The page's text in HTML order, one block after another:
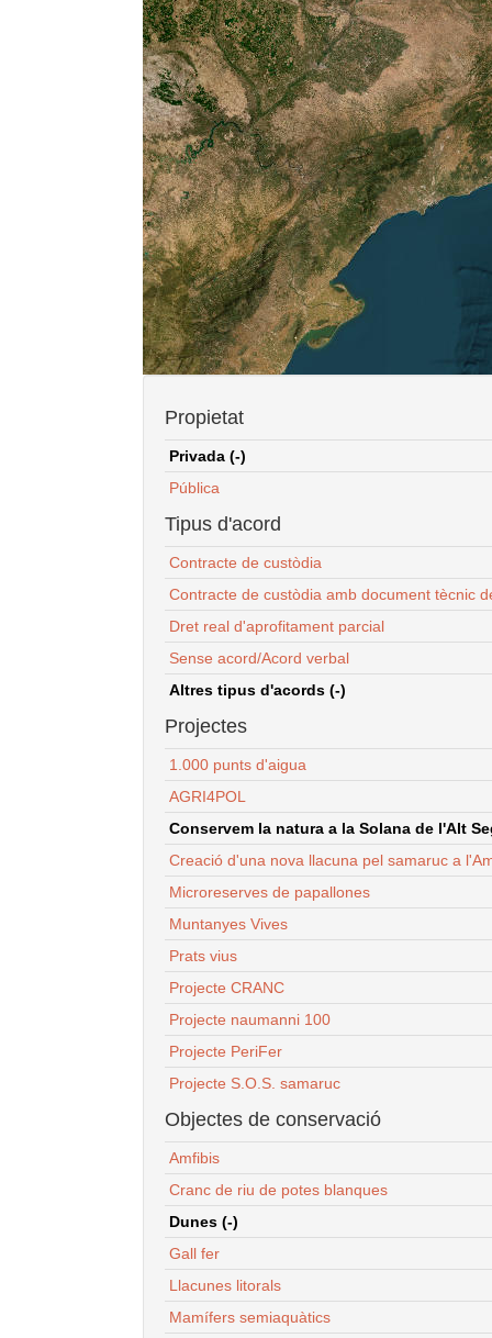
Propietat
Privada (-)
Pública
Tipus d'acord
Contracte de custòdia
Contracte de custòdia amb document tècnic
Dret real d'aprofitament parcial
Sense acord/Acord verbal
Altres tipus d'acords (-)
Projectes
1.000 punts d'aigua
AGRI4POL
Conservem la natura a la Solana de l'Alt
Creació d'una nova llacuna pel samaruc a
Microreserves de papallones
Muntanyes Vives
Prats vius
Projecte CRANC
Projecte naumanni 100
Projecte PeriFer
Projecte S.O.S. samaruc
Objectes de conservació
Amfibis
Cranc de riu de potes blanques
Dunes (-)
Gall fer
Llacunes litorals
Mamífers semiaquàtics